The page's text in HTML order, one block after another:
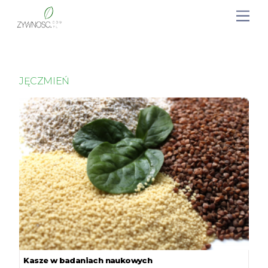
JĘCZMIEŃ
Kasze w badaniach naukowych